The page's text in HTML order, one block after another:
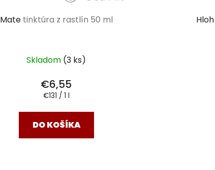
Mate tinktúra z rastlín 50 ml
Skladom (3 ks)
€6,55
Jednotková
€131 / 1 l
DO KOŠÍKA